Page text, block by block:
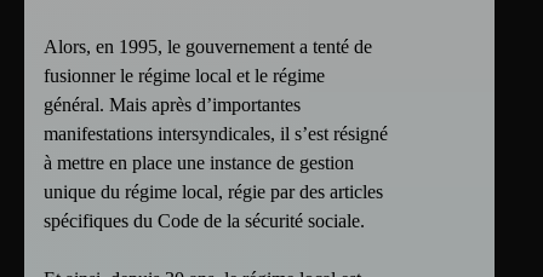
Alors, en 1995, le gouvernement a tenté de
fusionner le régime local et le régime
général. Mais après d’importantes
manifestations intersyndicales, il s’est résigné
à mettre en place une instance de gestion
unique du régime local, régie par des articles
spécifiques du Code de la sécurité sociale.